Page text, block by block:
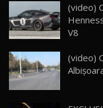
22
23
(video)
V8
(video)